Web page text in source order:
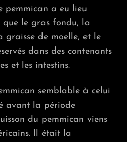
a eu lieu
que le gras fondu, la
graisse de moelle, et le
dans des contenants
et les intestins.
semblable à celui
avant la période
du pemmican viens
Il était la